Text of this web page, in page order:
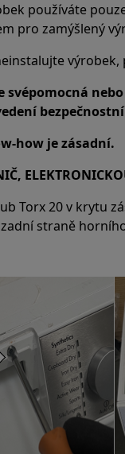
používáte
pro zamýšlený
výrobek,
svépomocná
how je zásadní.
Torx 20 v krytu
straně